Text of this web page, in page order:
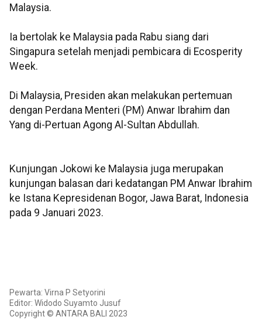
Malaysia.
Ia bertolak ke Malaysia pada Rabu siang dari
Singapura setelah menjadi pembicara di Ecosperity
Week.
Di Malaysia, Presiden akan melakukan pertemuan
dengan Perdana Menteri (PM) Anwar Ibrahim dan
Yang di-Pertuan Agong Al-Sultan Abdullah.
Kunjungan Jokowi ke Malaysia juga merupakan
kunjungan balasan dari kedatangan PM Anwar Ibrahim
ke Istana Kepresidenan Bogor, Jawa Barat, Indonesia
pada 9 Januari 2023.
Pewarta: Virna P Setyorini
Editor: Widodo Suyamto Jusuf
Copyright © ANTARA BALI 2023